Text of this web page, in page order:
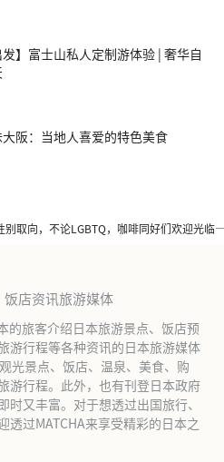
别取向，不论LGBTQ，咖啡同好们欢迎光
发】富士山私人定制游体验 | 奢华自
阪：当地人喜爱的特色美食
饭店资讯旅游媒体
的旅客介绍日本旅游景点、饭店预
游行程等各种资讯的日本旅游媒体
光景点、饭店、温泉、美食、购
游行程。此外，也有刊登日本政府
又丰富。对于想透过出国旅行、
透过MATCHA来享受精彩的日本之